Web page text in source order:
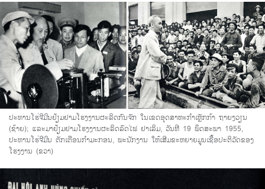
ປະທານໂຮ່ຈີມິນຢ້ຽມຢາມໂຮງງານຜະລິດກົນຈັກ ໃນເຂດອຸດສາຫະກຳເຫຼັກກ້າ ຖາຍງວຽນ
(ຊ້າຍ); ແລະມາຢ້ຽມຢາມໂຮງງານຜະລິດລົດໄຟ ຢາເລິມ, ວັນທີ 19 ພຶດສະພາ 1955,
ປະທານໂຮ່ຈີມິນ ຕັກເຕືອນກຳມະກອນ, ພະນັກງານ ໃຫ້ເສີມຂະຫຍາຍມູນເຊື້ອປະຕິວັດຂອງ
ໂຮງງານ (ຂວາ)